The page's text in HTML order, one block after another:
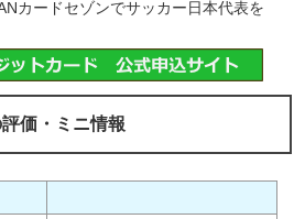
カードセゾンでサッカー日本代表を
価・ミニ情報